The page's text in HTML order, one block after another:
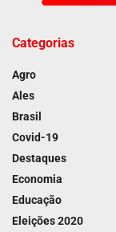
Categorias
Agro
Ales
Brasil
Covid-19
Destaques
Economia
Educação
Eleições 2020